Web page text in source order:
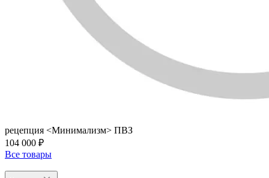
рецепция <Минимализм> ПВЗ
104 000 ₽
Все товары